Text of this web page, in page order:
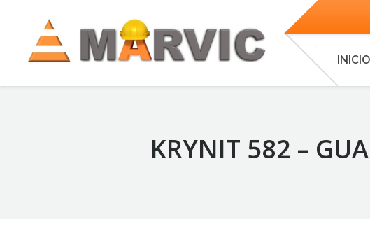
INICIO
KRYNIT 582 –